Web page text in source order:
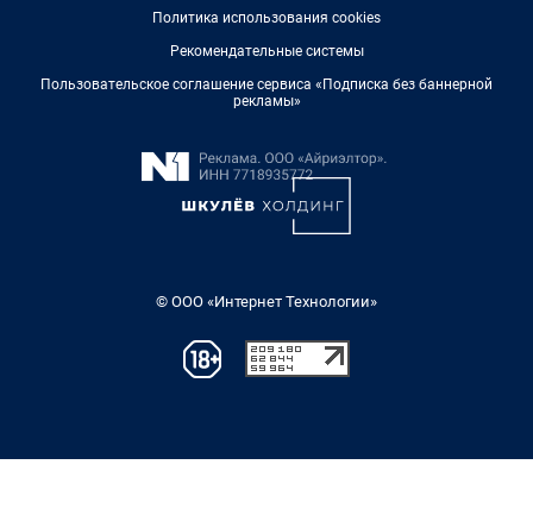
Политика использования cookies
Рекомендательные системы
Пользовательское соглашение сервиса «Подписка без баннерной
рекламы»
© ООО «Интернет Технологии»